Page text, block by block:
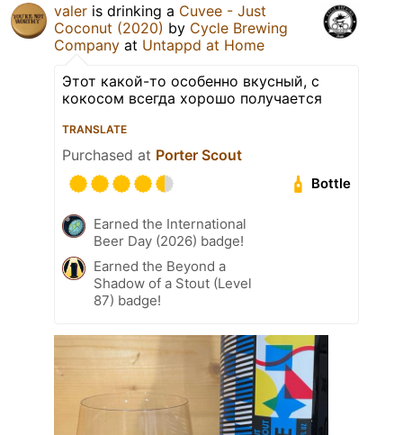
valer is drinking a Cuvee - Just
Coconut (2020) by Cycle Brewing
Company at Untappd at Home
Этот какой-то особенно вкусный, с
кокосом всегда хорошо получается
TRANSLATE
Purchased at Porter Scout
Bottle
Earned the International
Beer Day (2026) badge!
Earned the Beyond a
Shadow of a Stout (Level
87) badge!